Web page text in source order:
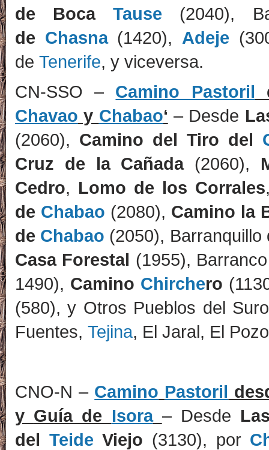
de
BocaTause (2040),
de Chasna(1420), Adeje
de Tenerife, y viceversa.
CN-SSO – Camino Pastoril
Chavao y Chabao‘ – Desde
(2060), Camino del Tiro del
Cruz de la Cañada(2060),
Cedro, Lomo de los Corrales
de Chabao (2080), Camino la
de Chabao (2050),
Casa Forestal (1955),
1490), Camino Chirchero
(580), y Otros Pueblos del
Fuentes, Tejina, El Jaral, El
CNO-N – Camino Pastoril
y Guía de Isora – Desde
del Teide Viejo (3130), por